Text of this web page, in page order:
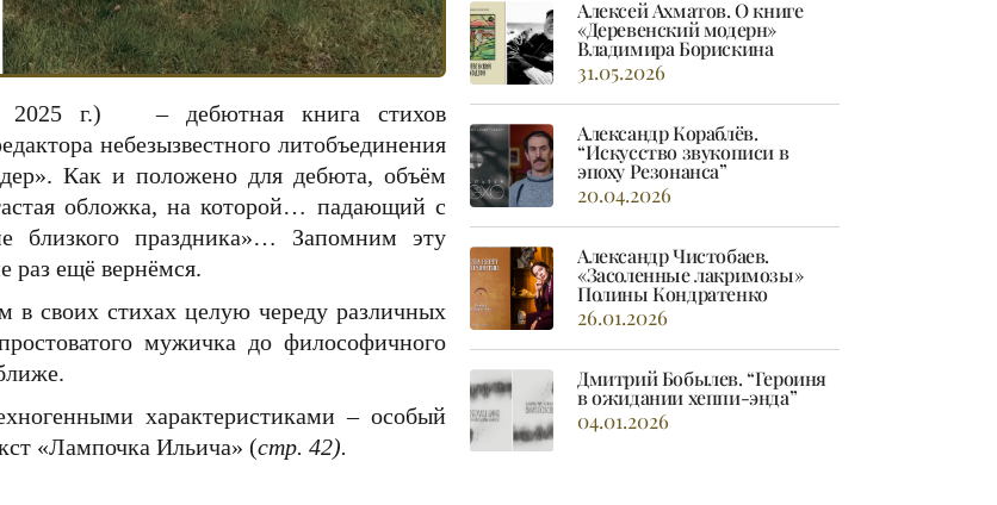
2025 г.) – дебютная книга стихов
небезызвестного литобъединения
Как и положено для дебюта, объём
обложка, на которой… падающий с
праздника»… Запомним эту
раз ещё вернёмся.
в своих стихах целую череду различных
мужичка до философичного
характеристиками – особый
«Лампочка Ильича» (стр. 42).
Алексей Ахматов. О книге
«Деревенский модерн»
Владимира Борискина
31.05.2026
Александр Кораблёв.
“Искусство звукописи в
эпоху Резонанса”
20.04.2026
Александр Чистобаев.
«Засоленные лакримозы»
Полины Кондратенко
26.01.2026
Дмитрий Бобылев. “Героиня
в ожидании хеппи-энда”
04.01.2026